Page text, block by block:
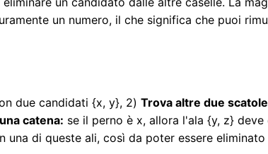
un numero, il che significa che puoi
due candidati {x, y}, 2) Trova altre due
catena: se il perno è x, allora l'ala {y, z}
una di queste ali, così da poter essere